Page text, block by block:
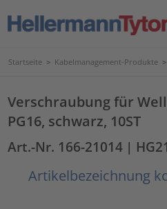
Startseite > Kabelmanagement-Produkte >
Verschraubung für
PG16, schwarz, 10ST
Art.-Nr. 166-21014 |
Artikelbezeichnung